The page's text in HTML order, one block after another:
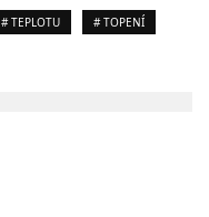
# TEPLOTU # TOPENÍ